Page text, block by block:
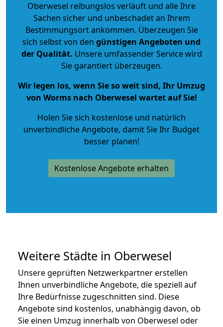
Oberwesel reibungslos verläuft und alle Ihre
Sachen sicher und unbeschadet an Ihrem
Bestimmungsort ankommen. Überzeugen Sie
sich selbst von den günstigen Angeboten und
der Qualität. Unsere umfassender Service wird
Sie garantiert überzeugen.
Wir legen los, wenn Sie so weit sind, Ihr Umzug
von Worms nach Oberwesel wartet auf Sie!
Holen Sie sich kostenlose und natürlich
unverbindliche Angebote, damit Sie Ihr Budget
besser planen!
Kostenlose Angebote erhalten
Weitere Städte in Oberwesel
Unsere geprüften Netzwerkpartner erstellen
Ihnen unverbindliche Angebote, die speziell auf
Ihre Bedürfnisse zugeschnitten sind. Diese
Angebote sind kostenlos, unabhängig davon, ob
Sie einen Umzug innerhalb von Oberwesel oder